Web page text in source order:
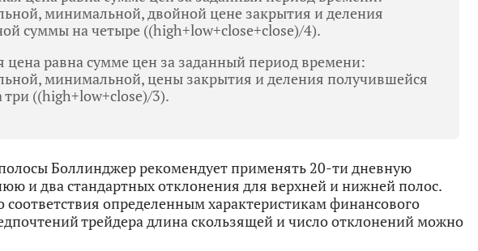
минимальной, двойной цене закрытия и деления
суммы на четыре ((high+low+close+close)/4).
цена равна сумме цен за заданный период времени:
минимальной, цены закрытия и деления получившейся
((high+low+close)/3).
Боллинджер рекомендует применять 20-ти дневную
и два стандартных отклонения для верхней и нижней полос.
соответствия определенным характеристикам финансового
трейдера длина скользящей и число отклонений можно